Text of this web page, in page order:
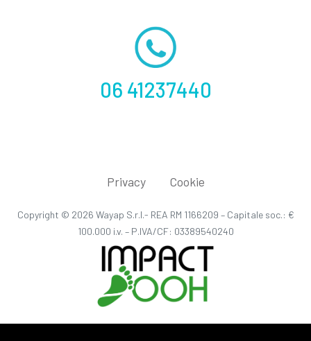
06 41237440
Privacy Cookie
Copyright © 2026 Wayap S.r.l.- REA RM 1166209 – Capitale soc.: €
100.000 i.v. – P.IVA/CF: 03389540240